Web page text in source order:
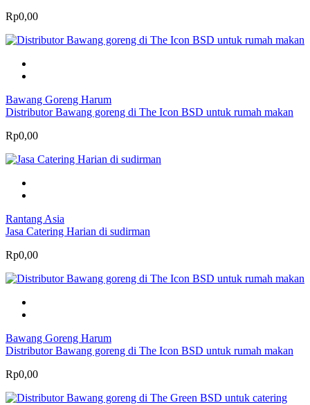
Rp0,00
Bawang Goreng Harum
Distributor Bawang goreng di The Icon BSD untuk rumah makan
Rp0,00
Rantang Asia
Jasa Catering Harian di sudirman
Rp0,00
Bawang Goreng Harum
Distributor Bawang goreng di The Icon BSD untuk rumah makan
Rp0,00